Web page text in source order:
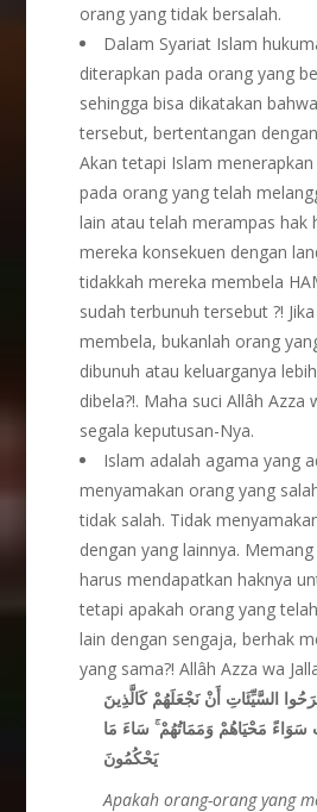
orang yang tidak bersalah.
Dalam Syariat Islam
diterapkan pada orang yang
sehingga bisa dikatakan
tersebut, bertentangan
Akan tetapi Islam
pada orang yang telah
lain atau telah merampas hak
mereka konsekuen dengan
tidakkah mereka membela
sudah terbunuh tersebut ?!
membela, bukanlah orang
dibunuh atau keluarganya
dibela?!. Maha suci Allâh Azza
segala keputusan-Nya.
Islam adalah agama yang
menyamakan orang yang
tidak salah. Tidak
dengan yang lainnya.
harus mendapatkan haknya
tetapi apakah orang yang
lain dengan sengaja, berhak
yang sama?! Allâh Azza wa
السَّيِّئَاتِ أَنْ نَجْعَلَهُمْ كَالَّذِينَ
سَوَاءً مَحْيَاهُمْ وَمَمَاتُهُمْ ۚ سَاءَ مَا
يَحْكُمُونَ
Apakah orang-orang yang